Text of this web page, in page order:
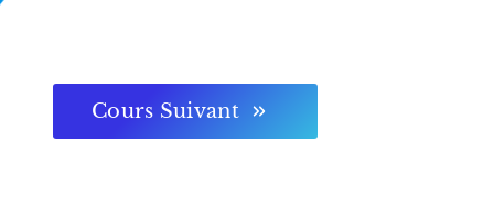
Cours Suivant